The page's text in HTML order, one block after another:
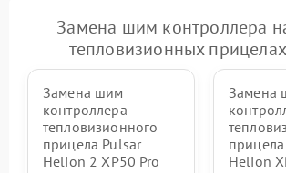
Замена шим контроллера
тепловизионных
Замена шим
контроллера
тепловизионного
прицела Pulsar
Helion 2 XP50 Pro
Замена
Helion